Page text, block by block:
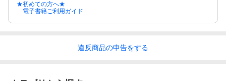
★初めての方へ★
電子書籍ご利用ガイド
違反商品の申告をする